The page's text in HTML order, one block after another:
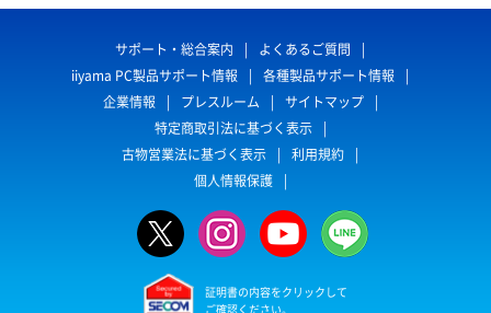
サポート・総合案内
よくあるご質問
iiyama PC製品サポート情報
各種製品サポート情報
企業情報
プレスルーム
サイトマップ
特定商取引法に基づく表示
古物営業法に基づく表示
利用規約
個人情報保護
証明書の内容をクリックして
ご確認ください。